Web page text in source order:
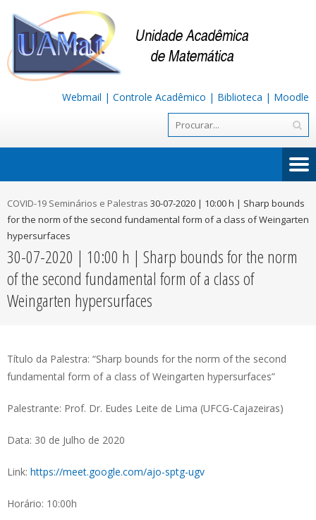
Webmail | Controle Acadêmico | Biblioteca | Moodle
COVID-19 Seminários e Palestras 30-07-2020 | 10:00 h | Sharp bounds
for the norm of the second fundamental form of a class of Weingarten
hypersurfaces
30-07-2020 | 10:00 h | Sharp bounds for the norm
of the second fundamental form of a class of
Weingarten hypersurfaces
Título da Palestra: “Sharp bounds for the norm of the second
fundamental form of a class of Weingarten hypersurfaces”
Palestrante: Prof. Dr. Eudes Leite de Lima (UFCG-Cajazeiras)
Data: 30 de Julho de 2020
Link: https://meet.google.com/ajo-sptg-ugv
Horário: 10:00h